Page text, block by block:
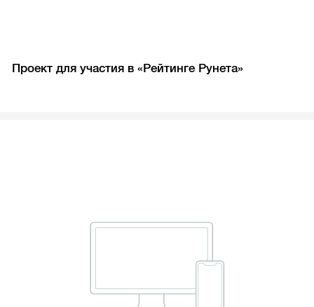
Проект для участия в «Рейтинге Рунета»